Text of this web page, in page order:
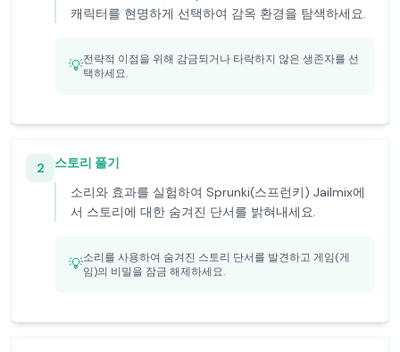
캐릭터를 현명하게 선택하여 감옥 환경을 탐색하세요.
💡전략적 이점을 위해 감금되거나 타락하지 않은 생존자를 선
택하세요.
2
스토리 풀기
소리와 효과를 실험하여 Sprunki(스프런키) Jailmix에
서 스토리에 대한 숨겨진 단서를 밝혀내세요.
💡소리를 사용하여 숨겨진 스토리 단서를 발견하고 게임(게
임)의 비밀을 잠금 해제하세요.